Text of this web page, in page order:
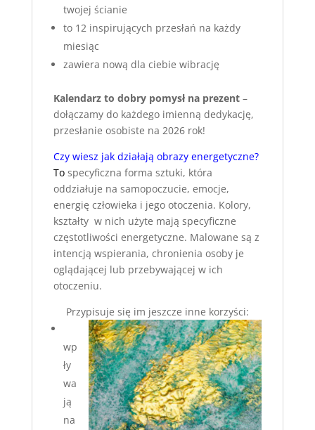
twojej ścianie
to 12 inspirujących przesłań na każdy
miesiąc
zawiera nową dla ciebie wibrację
Kalendarz to dobry pomysł na prezent–
dołączamy do każdego imienną dedykację,
przesłanie osobiste na 2026 rok!
Czy wiesz jak działają obrazy energetyczne?
To specyficzna forma sztuki, która
oddziałuje na samopoczucie, emocje,
energię człowieka i jego otoczenia. Kolory,
kształty w nich użyte mają specyficzne
częstotliwości energetyczne. Malowane są z
intencją wspierania, chronienia osoby je
oglądającej lub przebywającej w ich
otoczeniu.
Przypisuje się im jeszcze inne korzyści:
wp
ły
wa
ją
na